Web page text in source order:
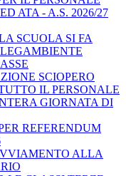
ATA - A.S. 2026/27
SCUOLA SI FA
SCIOPERO
IL PERSONALE
GIORNATA DI
REFERENDUM
ALLA